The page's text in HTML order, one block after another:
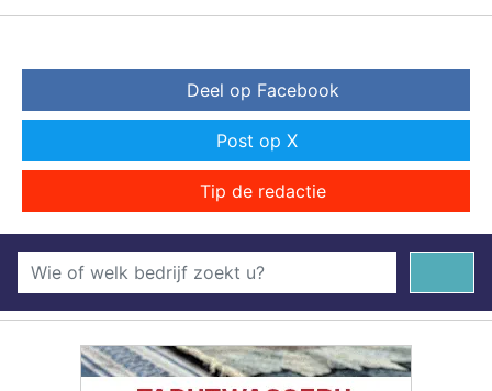
Deel op Facebook
Post op X
Tip de redactie